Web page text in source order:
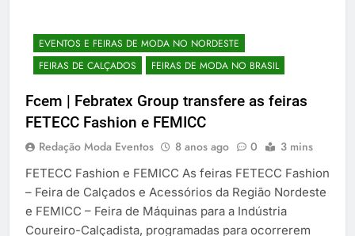
EVENTOS E FEIRAS DE MODA NO NORDESTE
FEIRAS DE CALÇADOS
FEIRAS DE MODA NO BRASIL
Fcem | Febratex Group transfere as feiras
FETECC Fashion e FEMICC
Redação Moda Eventos 8 anos ago 0 3 mins
FETECC Fashion e FEMICC As feiras FETECC Fashion
– Feira de Calçados e Acessórios da Região Nordeste
e FEMICC – Feira de Máquinas para a Indústria
Coureiro-Calçadista, programadas para ocorrerem